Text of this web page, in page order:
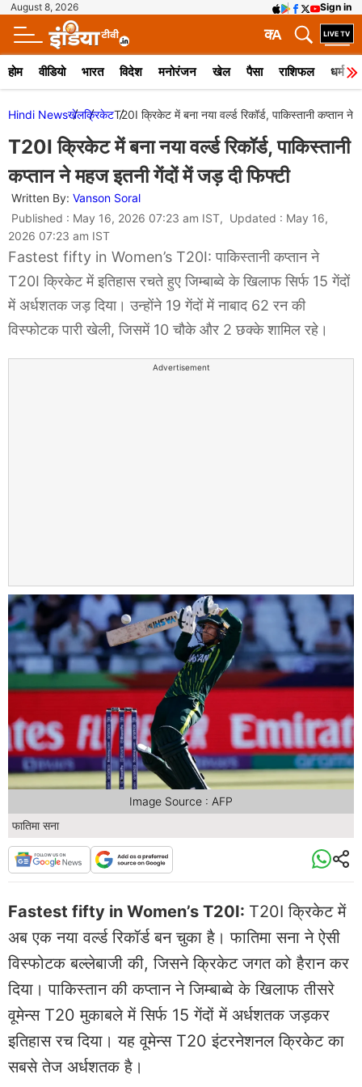
August 8, 2026 Sign in
A
क
होम वीडियो भारत विदेश मनोरंजन खेल पैसा राशिफल धर्म
Hindi Newsखेलक्रिकेटT20I क्रिकेट में बना नया वर्ल्ड रिकॉर्ड, पाकिस्तानी कप्तान
T20I क्रिकेट में बना नया वर्ल्ड रिकॉर्ड, पाकिस्तानी
कप्तान ने महज इतनी गेंदों में जड़ दी फिफ्टी
Written By: Vanson Soral
Published : May 16, 2026 07:23 am IST, Updated : May 16,
2026 07:23 am IST
Fastest fifty in Women’s T20I: पाकिस्तानी कप्तान ने
T20I क्रिकेट में इतिहास रचते हुए जिम्बाब्वे के खिलाफ सिर्फ 15 गेंदों
में अर्धशतक जड़ दिया। उन्होंने 19 गेंदों में नाबाद 62 रन की
विस्फोटक पारी खेली, जिसमें 10 चौके और 2 छक्के शामिल रहे।
Advertisement
फातिमा सना
Image Source : AFP
Fastest fifty in Women’s T20I: T20I क्रिकेट में
अब एक नया वर्ल्ड रिकॉर्ड बन चुका है। फातिमा सना ने ऐसी
विस्फोटक बल्लेबाजी की, जिसने क्रिकेट जगत को हैरान कर
दिया। पाकिस्तान की कप्तान ने जिम्बाब्वे के खिलाफ तीसरे
वूमेन्स T20 मुकाबले में सिर्फ 15 गेंदों में अर्धशतक जड़कर
इतिहास रच दिया। यह वूमेन्स T20 इंटरनेशनल क्रिकेट का
सबसे तेज अर्धशतक है।